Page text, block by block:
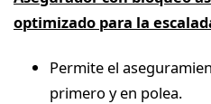
optimizado para la
Permite el
primero y en polea.